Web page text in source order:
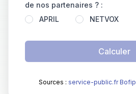
de nos partenaires ? :
APRIL
NETVOX
Calculer
Sources : service-public.fr Bofip